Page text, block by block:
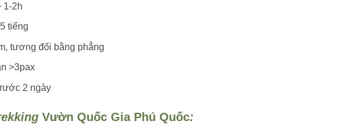
1-2h
tiếng
tương đối bằng phẳng
>3pax
2 ngày
Vườn Quốc Gia Phú Quốc: